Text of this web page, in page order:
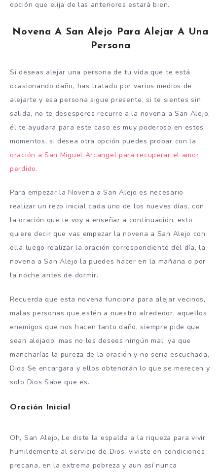
opción que elija de las anteriores estará bien.
Novena A San Alejo Para Alejar A Una
Persona
Si deseas alejar una persona de tu vida que te está
ocasionando daño, has tratado por varios medios de
alejarte y esa persona sigue presente, si te sientes sin
salida, no te desesperes recurre a la novena a San Alejo,
él te ayudara para este caso es muy poderoso en estos
momentos, si desea otra opción puedes probar con la
oración a San Miguel Arcangel para recuperar el amor
perdido.
Para empezar la Novena a San Alejo es necesario
realizar un rezo inicial cada uno de los nueves días, con
la oración que te voy a enseñar a continuación, esto
quiere decir que vas empezar la novena a San Alejo con
ella luego realizar la oración correspondiente del día, la
novena a San Alejo la puedes hacer en la mañana o por
la noche antes de dormir.
Recuerda que esta novena funciona para alejar vecinos,
malas personas que estén a nuestro alrededor, aquellos
enemigos que nos hacen tanto daño, siempre pide que
sean alejado, mas no les desees ningún mal, ya que
mancharías la pureza de la oración y no seria escuchada,
Dios Se encargara y ellos obtendrán lo que se merecen y
solo Dios Sabe que es.
Oración Inicial
Oh, San Alejo, Le diste la espalda a la riqueza para vivir
humildemente al servicio de Dios, viviste en condiciones
precaria, en la extrema pobreza y aun así nunca